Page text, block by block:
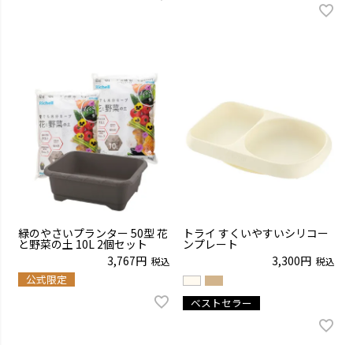
緑のやさいプランター 50型 花
と野菜の土 10L 2個セット
3,767
税込
公式限定
トライ すくいやすいシリコー
ンプレート
3,300
税込
ベストセラー